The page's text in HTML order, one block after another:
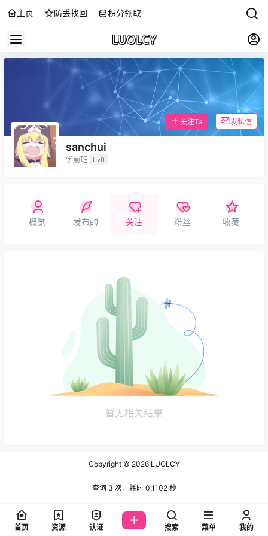
主页 防丢找回 积分领取
sanchui
学前班 Lv0
关注Ta 发私信
概览 发布的 关注 粉丝 收藏
暂无相关结果
Copyright © 2026LUOLCY
查询 3 次，耗时 0.1102 秒
首页 资源 认证 搜索 菜单 我的